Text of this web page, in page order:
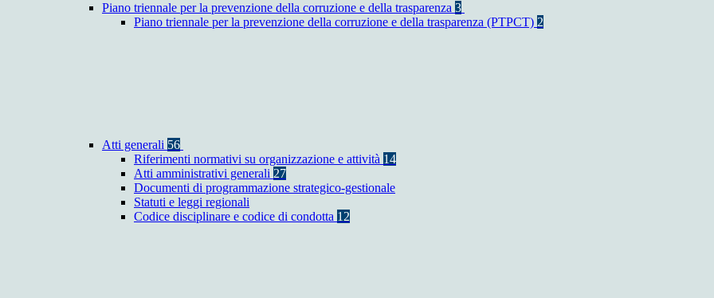
Piano triennale per la prevenzione della corruzione e della trasparenza 3
Piano triennale per la prevenzione della corruzione e della trasparenza (PTPCT) 2
Atti generali 56
Riferimenti normativi su organizzazione e attività 14
Atti amministrativi generali 27
Documenti di programmazione strategico-gestionale
Statuti e leggi regionali
Codice disciplinare e codice di condotta 12